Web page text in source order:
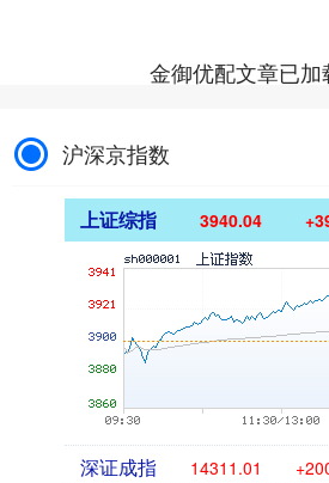
金御优配文章已加
沪深京指数
上证综指 3940.04
深证成指 14311.01